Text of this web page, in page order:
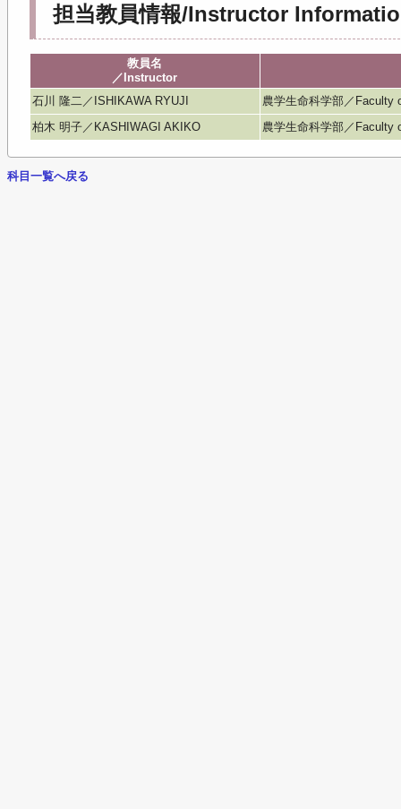
担当教員情報/Instructor
教員名
／Instructor
石川 隆二／ISHIKAWA RYUJI
農学生命科学部／Faculty
柏木 明子／KASHIWAGI AKIKO
農学生命科学部／Faculty
科目一覧へ戻る